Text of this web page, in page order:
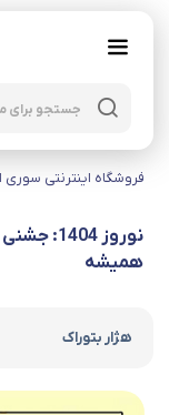
فروشگاه اینترنتی سوری
نوروز
همیشه
هژار بتوراک